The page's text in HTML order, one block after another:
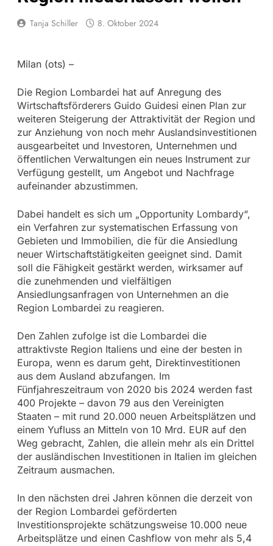
Tanja Schiller 8. Oktober 2024
Milan (ots) –
Die Region Lombardei hat auf Anregung des
Wirtschaftsförderers Guido Guidesi einen Plan zur
weiteren Steigerung der Attraktivität der Region und
zur Anziehung von noch mehr Auslandsinvestitionen
ausgearbeitet und Investoren, Unternehmen und
öffentlichen Verwaltungen ein neues Instrument zur
Verfügung gestellt, um Angebot und Nachfrage
aufeinander abzustimmen.
Dabei handelt es sich um „Opportunity Lombardy“,
ein Verfahren zur systematischen Erfassung von
Gebieten und Immobilien, die für die Ansiedlung
neuer Wirtschaftstätigkeiten geeignet sind. Damit
soll die Fähigkeit gestärkt werden, wirksamer auf
die zunehmenden und vielfältigen
Ansiedlungsanfragen von Unternehmen an die
Region Lombardei zu reagieren.
Den Zahlen zufolge ist die Lombardei die
attraktivste Region Italiens und eine der besten in
Europa, wenn es darum geht, Direktinvestitionen
aus dem Ausland abzufangen. Im
Fünfjahreszeitraum von 2020 bis 2024 werden fast
400 Projekte – davon 79 aus den Vereinigten
Staaten – mit rund 20.000 neuen Arbeitsplätzen und
einem Yufluss an Mitteln von 10 Mrd. EUR auf den
Weg gebracht, Zahlen, die allein mehr als ein Drittel
der ausländischen Investitionen in Italien im gleichen
Zeitraum ausmachen.
In den nächsten drei Jahren können die derzeit von
der Region Lombardei geförderten
Investitionsprojekte schätzungsweise 10.000 neue
Arbeitsplätze und einen Cashflow von mehr als 5,4